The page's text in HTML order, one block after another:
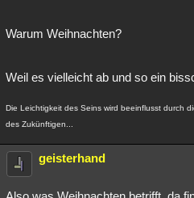
Warum Weihnachten?
Weil es vielleicht ab und so ein
Die Leichtigkeit des Seins wird beeinflusst durch
des Zukünftigen...
geisterhand